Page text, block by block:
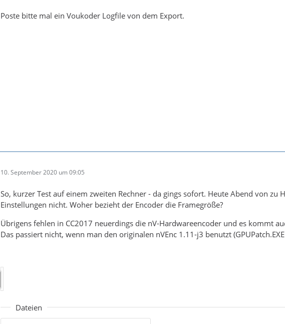
Poste bitte mal ein Voukoder Logfile von dem Export.
10. September 2020 um 09:05
So, kurzer Test auf einem zweiten Rechner - da gings sofort. Heute Abend von zu
Einstellungen nicht. Woher bezieht der Encoder die Framegröße?
Übrigens fehlen in CC2017 neuerdings die nV-Hardwareencoder und es kommt
Das passiert nicht, wenn man den originalen nVEnc 1.11-j3 benutzt
Dateien